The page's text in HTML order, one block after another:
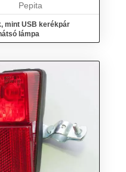
Pepita
mint USB kerékpár
lámpa